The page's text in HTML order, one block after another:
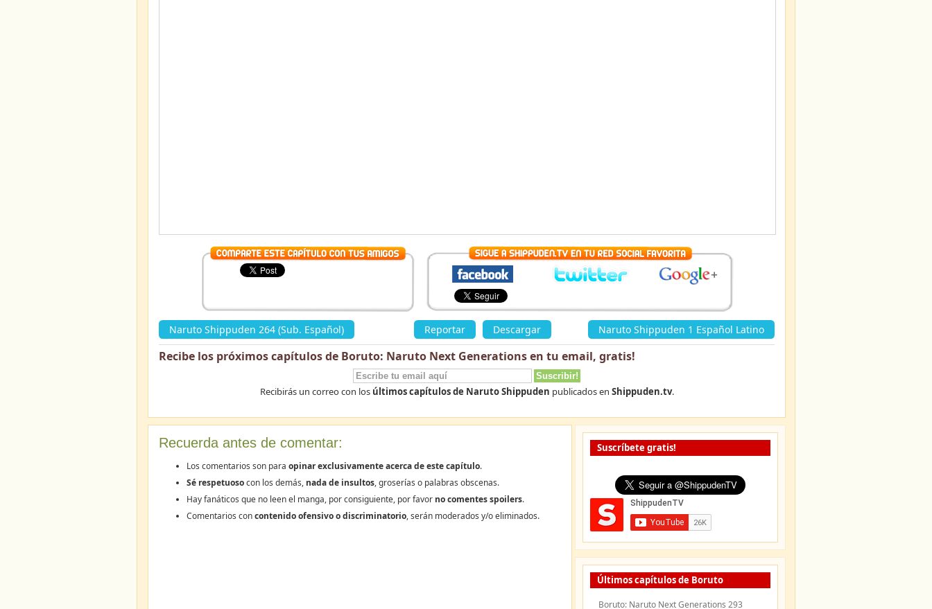
Naruto Shippuden 264 (Sub. Español) Reportar Descargar Naruto Shippuden 1 Español Latino
Recibe los próximos capítulos de Boruto: Naruto Next Generations en tu email, gratis!
Recibirás un correo con los últimos capítulos de Naruto Shippuden publicados en Shippuden.tv.
Recuerda antes de comentar:
Los comentarios son para opinar exclusivamente acerca de este capítulo.
Sé respetuosocon los demás, nada de insultos, groserías o palabras obscenas.
Hay fanáticos que no leen el manga, por consiguiente, por favor no comentes spoilers.
Comentarios concontenido ofensivo o discriminatorio, serán moderados y/o eliminados.
Suscríbete gratis!
Últimos capítulos de Boruto
Boruto: Naruto Next Generations 293